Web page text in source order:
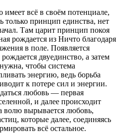
всё в своём потенциале,
только принцип единства, нет
Там царит принцип покоя
рождается из Ничто благодаря
в поле. Появляется
двуединство, а затем
чтобы система
энергию, ведь борьба
к потере сил и энергии.
любовь — первая
и далее происходит
вырывается любовь,
которые далее, соединяясь
всё остальное.